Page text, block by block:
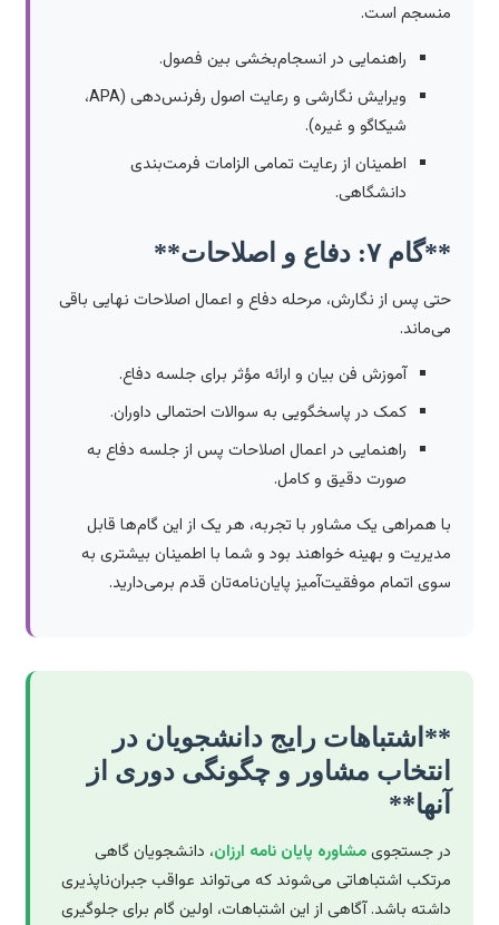
منسجم است.
راهنمایی در انسجام‌بخشی بین فصول.
ویرایش نگارشی و رعایت اصول رفرنس‌دهی (APA،
شیکاگو و غیره).
اطمینان از رعایت تمامی الزامات فرمت‌بندی
دانشگاهی.
**گام ۷: دفاع و اصلاحات**
حتی پس از نگارش، مرحله دفاع و اعمال اصلاحات نهایی باقی
می‌ماند.
آموزش فن بیان و ارائه مؤثر برای جلسه دفاع.
کمک در پاسخگویی به سوالات احتمالی داوران.
راهنمایی در اعمال اصلاحات پس از جلسه دفاع به
صورت دقیق و کامل.
با همراهی یک مشاور با تجربه، هر یک از این گام‌ها قابل
مدیریت و بهینه خواهند بود و شما با اطمینان بیشتری به
سوی اتمام موفقیت‌آمیز پایان‌نامه‌تان قدم برمی‌دارید.
**اشتباهات رایج دانشجویان در
انتخاب مشاور و چگونگی دوری از
آنها**
در جستجویمشاوره پایان نامه ارزان ، دانشجویان گاهی
مرتکب اشتباهاتی می‌شوند که می‌تواند عواقب جبران‌ناپذیری
داشته باشد. آگاهی از این اشتباهات، اولین گام برای جلوگیری